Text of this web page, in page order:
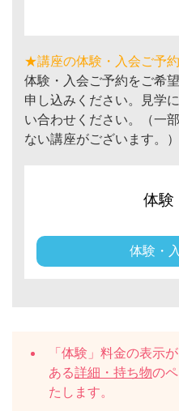
★講座の体験・入会ご予
体験・入会ご予約をご希
申し込みください。見学
い合わせください。（一
ない講座がございます。）
体験
体験・
「体験」料金の表示
ある詳細・持ち物の
たします。